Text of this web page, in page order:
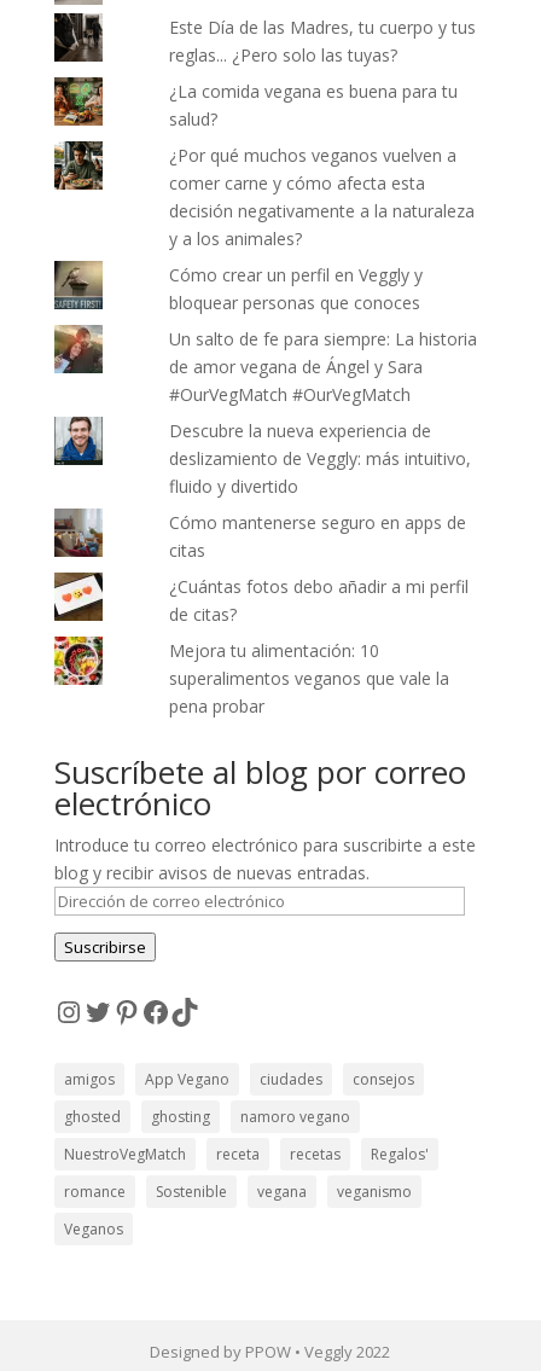
Este Día de las Madres, tu cuerpo y tus
reglas... ¿Pero solo las tuyas?
¿La comida vegana es buena para tu
salud?
¿Por qué muchos veganos vuelven a
comer carne y cómo afecta esta
decisión negativamente a la naturaleza
y a los animales?
Cómo crear un perfil en Veggly y
bloquear personas que conoces
Un salto de fe para siempre: La historia
de amor vegana de Ángel y Sara
#OurVegMatch #OurVegMatch
Descubre la nueva experiencia de
deslizamiento de Veggly: más intuitivo,
fluido y divertido
Cómo mantenerse seguro en apps de
citas
¿Cuántas fotos debo añadir a mi perfil
de citas?
Mejora tu alimentación: 10
superalimentos veganos que vale la
pena probar
Suscríbete al blog por correo
electrónico
Introduce tu correo electrónico para suscribirte a este
blog y recibir avisos de nuevas entradas.
Dirección
de
correo
Suscribirse
Instagram
Twitter
Pinterest
Facebook
TikTok
amigos App Vegano ciudades
consejos
ghosted
ghosting
namoro vegano
NuestroVegMatch
receta recetas
Regalos'
romance
Sostenible vegana
veganismo
Veganos
Designed by PPOW • Veggly 2022